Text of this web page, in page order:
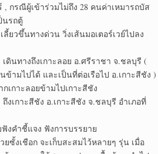
, กรณีผู้เข้าร่วมไม่ถึง 28 คนค่าเหมารถบัส
นรถตู้
ยวขึ้นทางด่วน วิ่งเส้นมอเตอร์เวย์ไปลง
ดินทางถึงเกาะลอย อ.ศรีราชา จ.ชลบุรี (
ข้ามไปได้ และเป็นที่ต่อเรือไป อ.เกาะสีชัง )
กเกาะลอยข้ามไปเกาะสีชัง
งเกาะสีชัง อ.เกาะสีชัง จ.ชลบุรี อำเภอที่
งคำชี้แจง ฟังการบรรยาย
ซั้งเชือก จะเก็บสะสมไว้หลายๆ รุ่น เมื่อ